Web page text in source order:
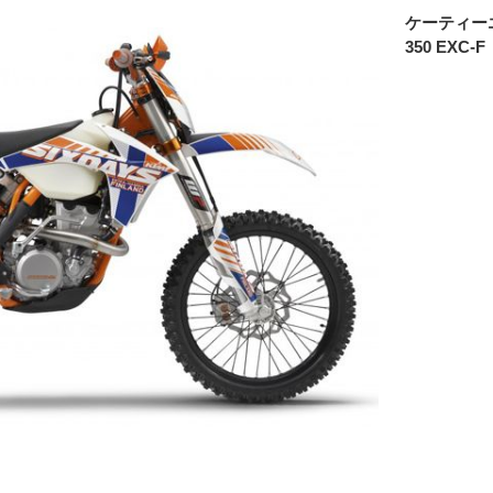
ケーティー
350 EXC-F